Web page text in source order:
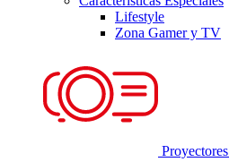
Lifestyle
Zona Gamer y TV
Proyectores